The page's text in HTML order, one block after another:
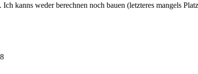
kanns weder berechnen noch bauen (letzteres mangels